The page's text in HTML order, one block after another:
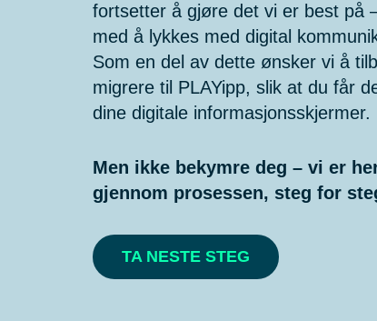
fortsetter å gjøre det vi er best på
med å lykkes med digital
Som en del av dette ønsker vi å
migrere til PLAYipp, slik at du får
dine digitale informasjonsskjermer.
Men ikke bekymre deg – vi er
gjennom prosessen, steg for
TA NESTE STEG